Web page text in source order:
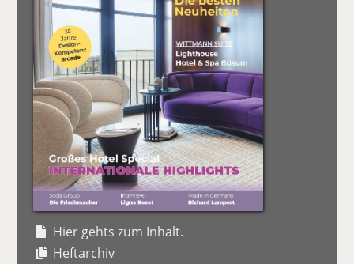
Hier gehts zum Inhalt.
Heftarchiv